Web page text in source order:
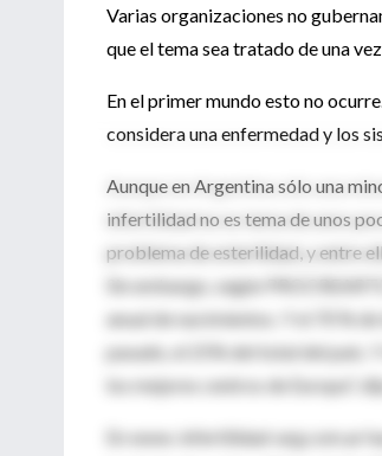
Varias organizaciones no
que el tema sea tratado de una
En el primer mundo esto no
considera una enfermedad y los
Aunque en Argentina sólo una
infertilidad no es tema de unos
problema de esterilidad, y entre
Sin embargo, según
anual de nacimientos. Y el 70 %
pasado, el 25% del total del país.
los mejores centros de Europa",
En www. infertilidad-arg.com.ar